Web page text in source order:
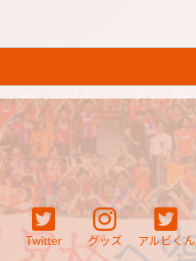
Twitter グッズ アルビくん